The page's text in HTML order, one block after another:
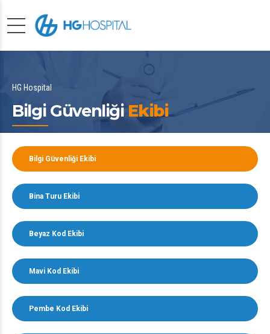
HG Hospital
Bilgi GüvenliğiEkibi
Bilgi Güvenliği Ekibi
Bina Turu Ekibi
Beyaz Kod Ekibi
Mavi Kod Ekibi
Pembe Kod Ekibi